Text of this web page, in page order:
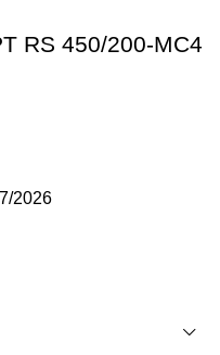
RS 450/200-MC4
2026